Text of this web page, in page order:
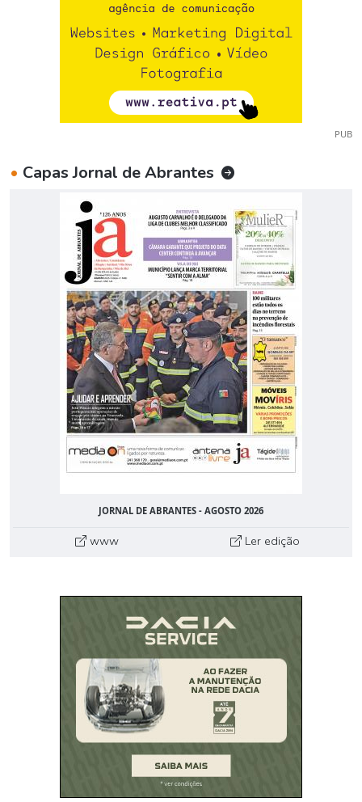
PUB
• Capas Jornal de Abrantes
JORNAL DE ABRANTES - AGOSTO 2026
www Ler edição